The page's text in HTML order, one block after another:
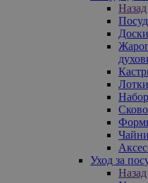
Назад
Уход за
Назад